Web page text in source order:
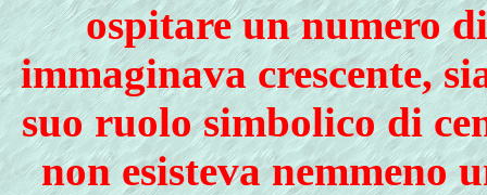
ospitare un numero
immaginava crescente,
suo ruolo simbolico di
non esisteva nemmeno